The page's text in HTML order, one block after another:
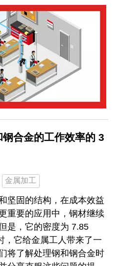
合金的工作效率的 3
金属加工
坚固的结构，在成本效益
重要的应用中，钢材继续
是，它的密度为 7.85
，它给金属工人带来了一
将了解处理钢和钢合金时